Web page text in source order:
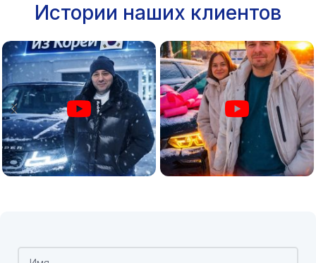
Истории наших клиентов